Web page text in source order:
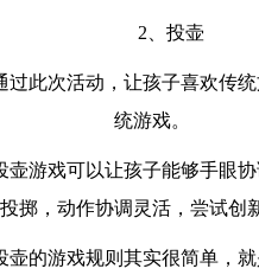
2、投壶
过此次活动，让孩子喜欢传
统游戏。
壶游戏可以让孩子能够手眼
掷，动作协调灵活，尝试创
壶的游戏规则其实很简单，